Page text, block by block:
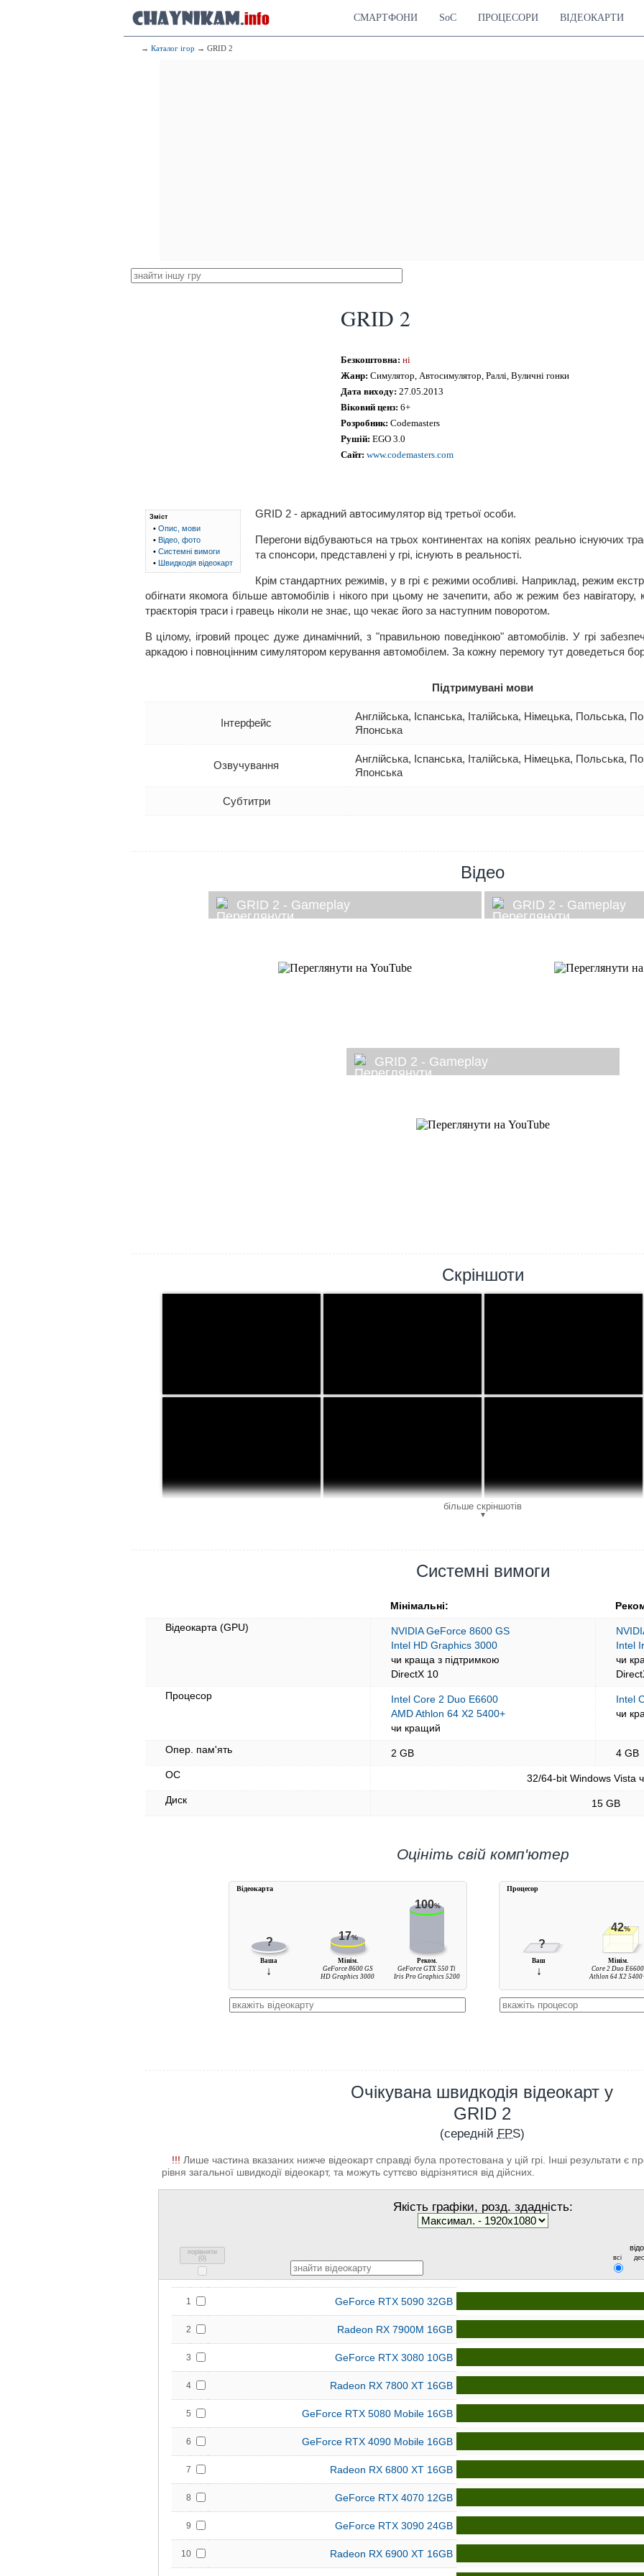
СМАРТФОНИ SoC ПРОЦЕСОРИ ВІДЕОКАРТИ
→ Каталог ігор → GRID 2
GRID 2
Безкоштовна: ні
Жанр: Симулятор, Автосимулятор, Раллі, Вуличні гонки
Дата виходу: 27.05.2013
Віковий ценз: 6+
Розробник: Codemasters
Рушій: EGO 3.0
Сайт: www.codemasters.com
Зміст
• Опис, мови
• Відео, фото
• Системні вимоги
• Швидкодія відеокарт
GRID 2 - аркадний автосимулятор від третьої особи.
Перегони відбуваються на трьох континентах на копіях реально існуючих
та спонсори, представлені у грі, існують в реальності.
Крім стандартних режимів, у в грі є режими особливі. Наприклад, режим
обігнати якомога більше автомобілів і нікого при цьому не зачепити, або ж режим без навігатору,
траєкторія траси і гравець ніколи не знає, що чекає його за наступним поворотом.
В цілому, ігровий процес дуже динамічний, з "правильною поведінкою" автомобілів. У грі
аркадою і повноцінним симулятором керування автомобілем. За кожну перемогу тут доведеться
Підтримувані мови
Інтерфейс
Англійська, Іспанська, Італійська, Німецька, Польська,
Японська
Озвучування
Англійська, Іспанська, Італійська, Німецька, Польська,
Японська
Субтитри
Відео
GRID 2 - Gameplay GRID 2 - Gameplay
GRID 2 - Gameplay
Скріншоти
більше скріншотів
▼
Системні вимоги
Мінімальні:
Відеокарта (GPU)
NVIDIA GeForce 8600 GS
Intel HD Graphics 3000
чи краща з підтримкою
DirectX 10
Intel
чи
Процесор
Intel Core 2 Duo E6600
AMD Athlon 64 X2 5400+
чи кращий
Intel
чи
Опер. пам'ять 2 GB
4 GB
ОС
32/64-bit Windows Vista
Диск
15 GB
Оцініть свій комп'ютер
? 17%
100%
Ваша
↓
Мінім.
GeForce 8600 GS
HD Graphics 3000
Реком.
GeForce GTX 550 Ti
Iris Pro Graphics 5200
Вiдеокарта
?
42%
Ваш
↓
Мінім.
Core 2 Duo E6600
Athlon 64 X2
Процесор
Очікувана швидкодія відеокарт у
GRID 2
(середній FPS)
!!! Лише частина вказаних нижче відеокарт справді була протестована у цій грі. Інші результати є
рівня загальної швидкодії відеокарт, та можуть суттєво відрізнятися від дійсних.
Якість графіки, розд. здадність:
порівняти
(0) всі
1 GeForce RTX 5090 32GB
2 Radeon RX 7900M 16GB
3 GeForce RTX 3080 10GB
4 Radeon RX 7800 XT 16GB
5 GeForce RTX 5080 Mobile 16GB
6 GeForce RTX 4090 Mobile 16GB
7 Radeon RX 6800 XT 16GB
8 GeForce RTX 4070 12GB
9 GeForce RTX 3090 24GB
10 Radeon RX 6900 XT 16GB